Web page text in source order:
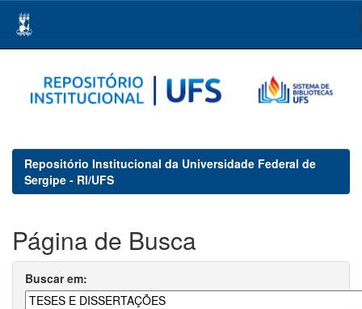
navigation
Repositório Institucional da Universidade Federal de
Sergipe - RI/UFS
Página de Busca
Buscar em: